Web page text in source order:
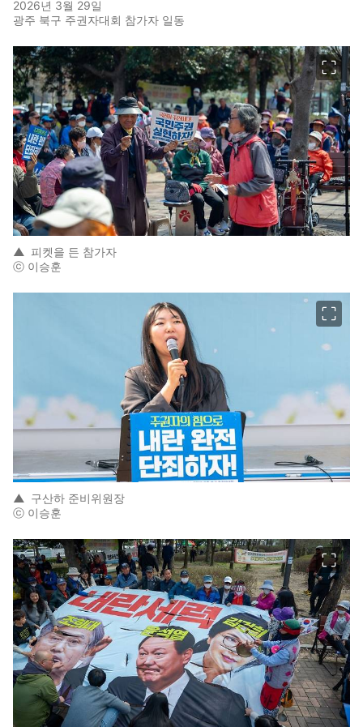
2026년 3월 29일
광주 북구 주권자대회 참가자 일동
▲ 피켓을 든 참가자
ⓒ 이승훈
▲ 구산하 준비위원장
ⓒ 이승훈